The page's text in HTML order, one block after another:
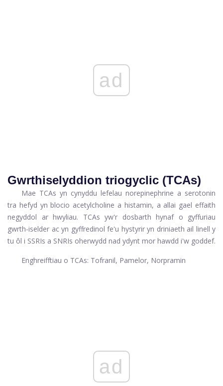
ad
Gwrthiselyddion triogyclic (TCAs)
Mae TCAs yn cynyddu lefelau norepinephrine a serotonin
tra hefyd yn blocio acetylcholine a histamin, a allai gael effaith
negyddol ar hwyliau. TCAs yw'r dosbarth hynaf o gyffuriau
gwrth-iselder ac yn gyffredinol fe'u hystyrir yn driniaeth ail linell y
tu ôl i SSRIs a SNRIs oherwydd nad ydynt mor hawdd i'w goddef.
Enghreifftiau o TCAs: Tofranil, Pamelor, Norpramin
ad